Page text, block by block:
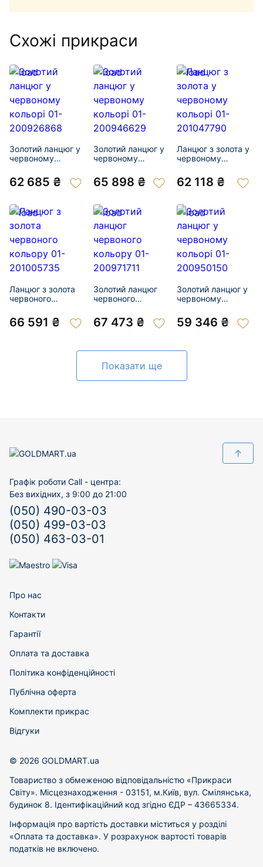
Схожі прикраси
Золотий ланцюг у
червоному
200926868
62 685 ₴
Золотий ланцюг у
червоному
200946629
65 898 ₴
Ланцюг з золота у
червоному
201047790
62 118 ₴
Ланцюг з золота
червоного
201005735
66 591 ₴
Золотий ланцюг
червоного
200971711
67 473 ₴
Золотий ланцюг у
червоному
200950150
59 346 ₴
Показати ще
↑
Графік роботи Call - центра:
Без вихідних, з 9:00 до 21:00
(050) 490-03-03
(050) 499-03-03
(050) 463-03-01
Про нас
Контакти
Гарантії
Оплата та доставка
Політика конфіденційності
Публічна оферта
Комплекти прикрас
Відгуки
© 2026 GOLDMART.ua
Товариство з обмеженою відповідальністю «Прикраси
Світу». Місцезнаходження - 03151, м.Київ, вул. Смілянська,
будинок 8. Ідентифікаційний код згідно ЄДР – 43665334.
Інформація про вартість доставки міститься у розділі
«Оплата та доставка». У розрахунок вартості товарів
податків не включено.